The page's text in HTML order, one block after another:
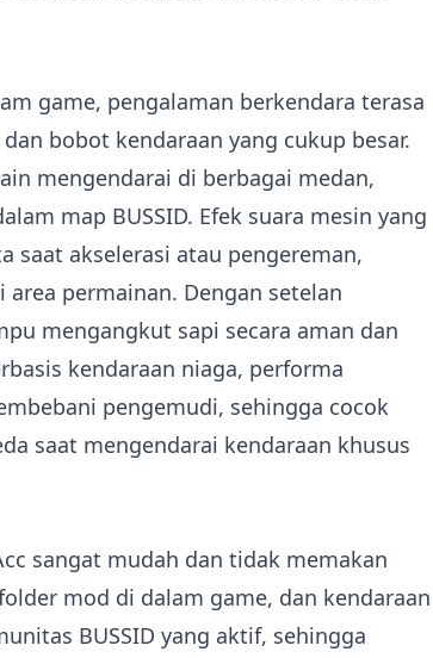
game, pengalaman berkendara terasa
bobot kendaraan yang cukup besar.
mengendarai di berbagai medan,
map BUSSID. Efek suara mesin yang
saat akselerasi atau pengereman,
permainan. Dengan setelan
mengangkut sapi secara aman dan
kendaraan niaga, performa
pengemudi, sehingga cocok
saat mengendarai kendaraan khusus
sangat mudah dan tidak memakan
mod di dalam game, dan kendaraan
BUSSID yang aktif, sehingga